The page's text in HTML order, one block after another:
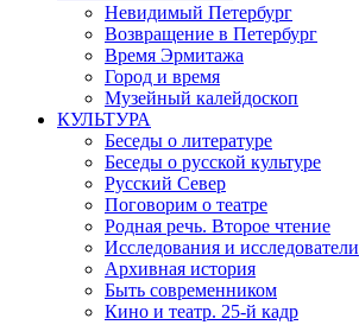
Невидимый Петербург
Возвращение в Петербург
Время Эрмитажа
Город и время
Музейный калейдоскоп
КУЛЬТУРА
Беседы о литературе
Беседы о русской культуре
Русский Север
Поговорим о театре
Родная речь. Второе чтение
Исследования и исследователи
Архивная история
Быть современником
Кино и театр. 25-й кадр